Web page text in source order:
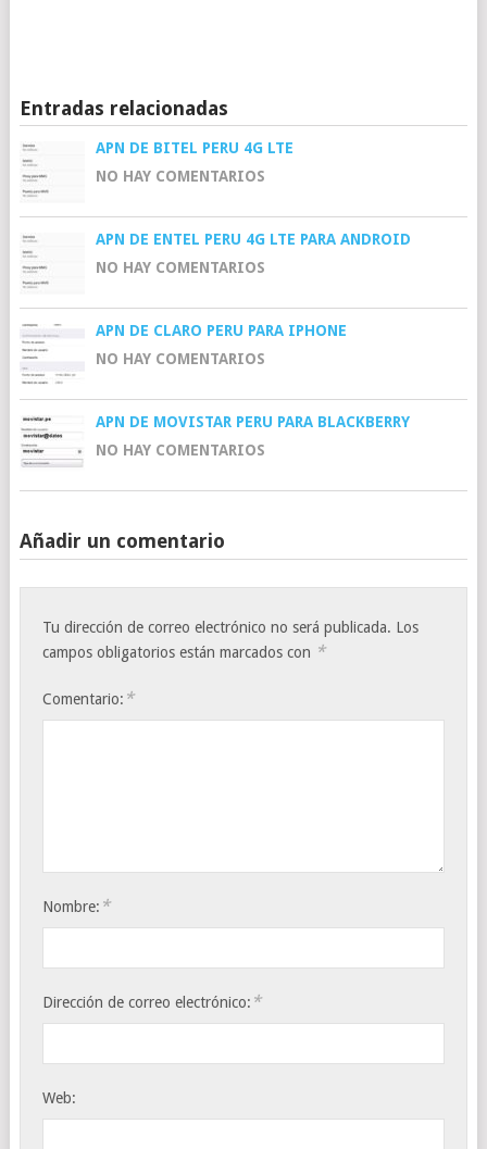
Entradas relacionadas
APN DE BITEL PERU 4G LTE
NO HAY COMENTARIOS
APN DE ENTEL PERU 4G LTE PARA ANDROID
NO HAY COMENTARIOS
APN DE CLARO PERU PARA IPHONE
NO HAY COMENTARIOS
APN DE MOVISTAR PERU PARA BLACKBERRY
NO HAY COMENTARIOS
Añadir un comentario
Tu dirección de correo electrónico no será publicada. Los
campos obligatorios están marcados con *
Comentario: *
Nombre: *
Dirección de correo electrónico: *
Web: